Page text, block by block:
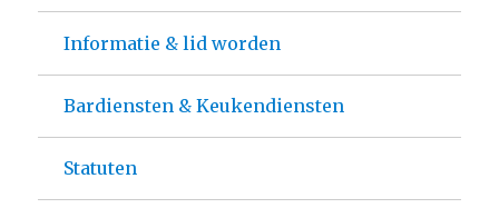
Informatie & lid worden
Bardiensten & Keukendiensten
Statuten